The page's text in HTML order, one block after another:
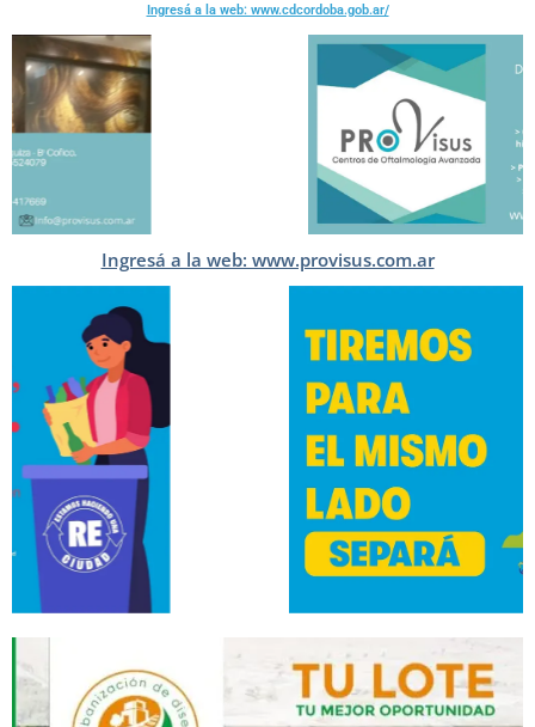
Ingresá a la web: www.cdcordoba.gob.ar/
Ingresá a la web: www.provisus.com.ar